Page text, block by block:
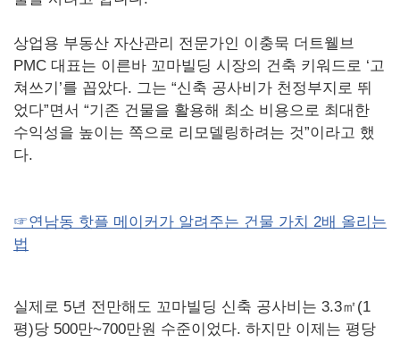
상업용 부동산 자산관리 전문가인 이충묵 더트웰브
PMC 대표는 이른바 꼬마빌딩 시장의 건축 키워드로 ‘고
쳐쓰기’를 꼽았다. 그는 “신축 공사비가 천정부지로 뛰
었다”면서 “기존 건물을 활용해 최소 비용으로 최대한
수익성을 높이는 쪽으로 리모델링하려는 것”이라고 했
다.
☞연남동 핫플 메이커가 알려주는 건물 가치 2배 올리는
법
실제로 5년 전만해도 꼬마빌딩 신축 공사비는 3.3㎡(1
평)당 500만~700만원 수준이었다. 하지만 이제는 평당